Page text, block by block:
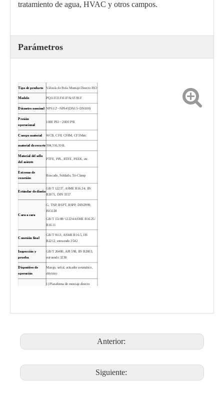
1 válvula de bola con extremo de rosca para productos químicos HVAC Válvula de bola para soldar a tope PQ61F
tratamiento de agua, HVAC y otros campos.
Parámetros
Tipo de producto Válvula de Bola Montaje Directo ISO
Modelo PQ11F/21F/61F/6c1F/81F
Diámetro nominal NPS1/2'~NPS4'(DN15~DN100)
Presión
operacional
1000 PSI ~ 2000 PSI
Cuerpo material WCB, CF8, CF8M, CF3Metc
material de recorte 304,316,316L
Material del sello
del asiento
PTFE, PPL, RTFE, PEEK, etc.
Extremo de
conexión
Roscado, Soldado, Tri-Clamp
Estándar de diseño
GB/T 12237, ASME B16.34, JIS
B2071, DIN 3357
Cara a cara
G, TNP, BSPT, BSPP, DIN2999,
ISO228
GB/T 15188/ 12224 ASME B16.25/
B16.11
Conexión final
GB/T 9113, ASME B16.5, JIS
B2212, estruendo 2542
Inspección y
prueba
GB/T 26480, API 598, JIS B2003,
estruendo 3230
Dispositivo de
operación
Mango, señal, actuador neumático,
eléctrico
1) Plataforma de montaje directo
4) Dispositivo antiestático opcional
Anterior:
Siguiente: